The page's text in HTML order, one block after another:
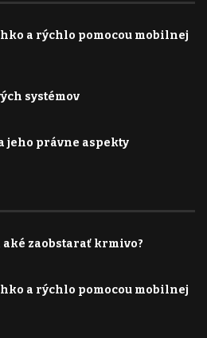
a rýchlo pomocou mobilnej
systémov
jeho právne aspekty
aké zaobstarať krmivo?
a rýchlo pomocou mobilnej